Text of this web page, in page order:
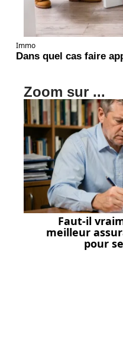
Immo
Dans quel cas faire
Zoom sur ...
Faut-il
meilleur
pour